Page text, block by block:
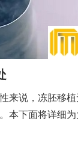
来说，冻胚移
本下面将详细